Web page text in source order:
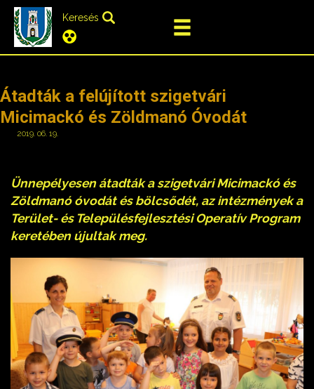
Keresés
Átadták a felújított szigetvári
Micimackó és Zöldmanó Óvodát
2019. 06. 19.
Ünnepélyesen átadták a szigetvári Micimackó és
Zöldmanó óvodát és bölcsődét, az intézmények a
Terület- és Településfejlesztési Operatív Program
keretében újultak meg.